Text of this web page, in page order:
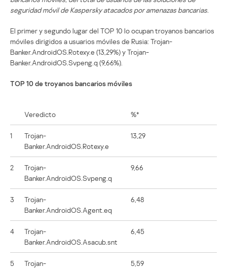
seguridad móvil de Kaspersky atacados por amenazas bancarias.
El primer y segundo lugar del TOP 10 lo ocupan troyanos bancarios
móviles dirigidos a usuarios móviles de Rusia: Trojan-
Banker.AndroidOS.Rotexy.e (13,29%) y Trojan-
Banker.AndroidOS.Svpeng.q (9,66%).
TOP 10 de troyanos bancarios móviles
Veredicto %*
1
Trojan-
Banker.AndroidOS.Rotexy.e
13,29
2
Trojan-
Banker.AndroidOS.Svpeng.q
9,66
3
Trojan-
Banker.AndroidOS.Agent.eq
6,48
4
Trojan-
Banker.AndroidOS.Asacub.snt
6,45
5
Trojan-
5,59